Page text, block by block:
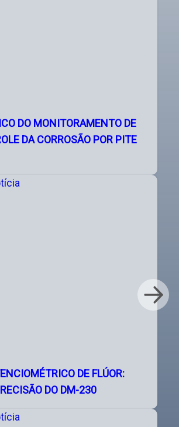
DO MONITORAMENTO DE
DA CORROSÃO POR PITE
DE FLÚOR:
DO DM-230